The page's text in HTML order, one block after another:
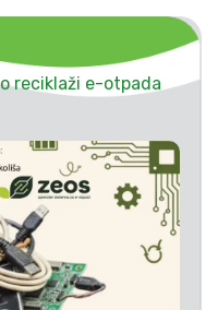
reciklaži e-otpada